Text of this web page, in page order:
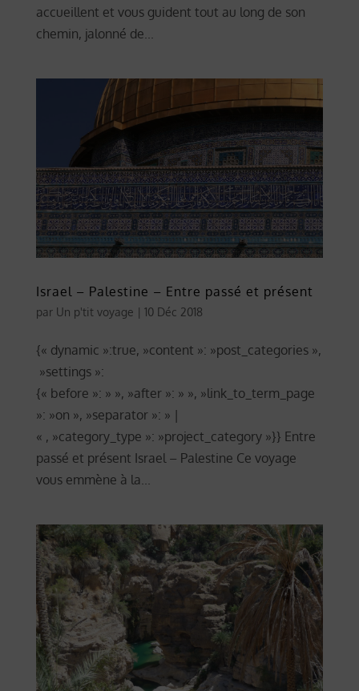
accueillent et vous guident tout au long de son
chemin, jalonné de...
Israel – Palestine – Entre passé et présent
par Un p'tit voyage | 10 Déc 2018
{« dynamic »:true, »content »: »post_categories »,
»settings »:
{« before »: » », »after »: » », »link_to_term_page
»: »on », »separator »: » |
« , »category_type »: »project_category »}} Entre
passé et présent Israel – Palestine Ce voyage
vous emmène à la...